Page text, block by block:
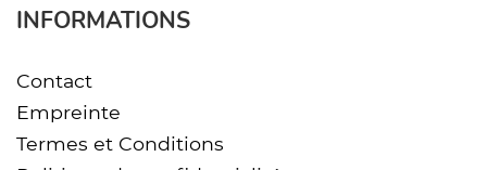
INFORMATIONS
Contact
Empreinte
Termes et Conditions